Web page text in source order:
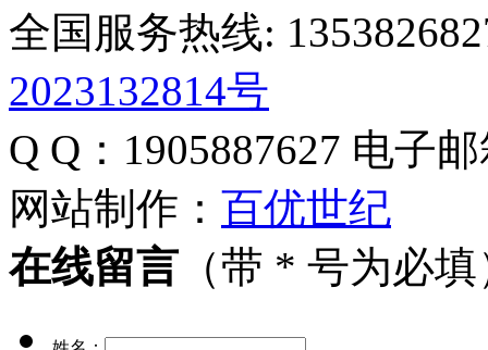
全国服务热线:
2023132814号
Q Q：1905887627 电子
网站制作： 百优世纪
在线留言（带 * 号为必填